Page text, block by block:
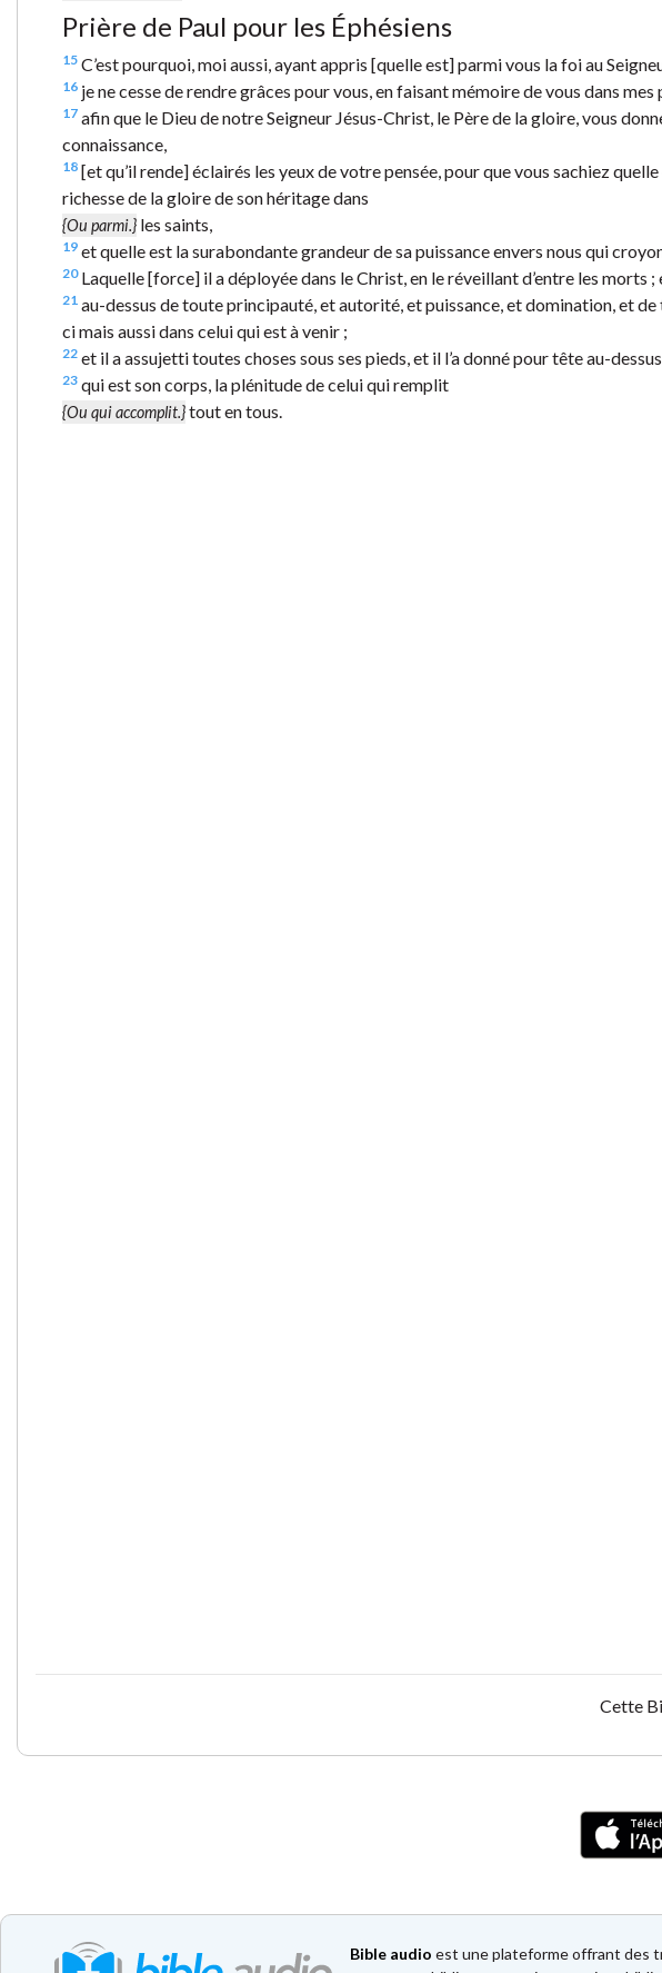
Prière de Paul pour les Éphésiens
15 C’est pourquoi, moi aussi, ayant appris [quelle est] parmi vous la foi au
16 je ne cesse de rendre grâces pour vous, en faisant mémoire de vous dans mes
17 afin que le Dieu de notre Seigneur Jésus-Christ, le Père de la gloire, vous
connaissance,
18 [et qu’il rende] éclairés les yeux de votre pensée, pour que vous sachiez
richesse de la gloire de son héritage dans
{Ou parmi.} les saints,
19 et quelle est la surabondante grandeur de sa puissance envers nous qui
20Laquelle [force] il a déployée dans le Christ, en le réveillant d’entre les morts ;
21 au-dessus de toute principauté, et autorité, et puissance, et domination, et
ci mais aussi dans celui qui est à venir ;
22 et il a assujetti toutes choses sous ses pieds, et il l’a donné pour tête au-
23 qui est son corps, la plénitude de celui qui remplit
{Ou qui accomplit.}tout en tous.
Cette
Bible audio est une plateforme offrant des